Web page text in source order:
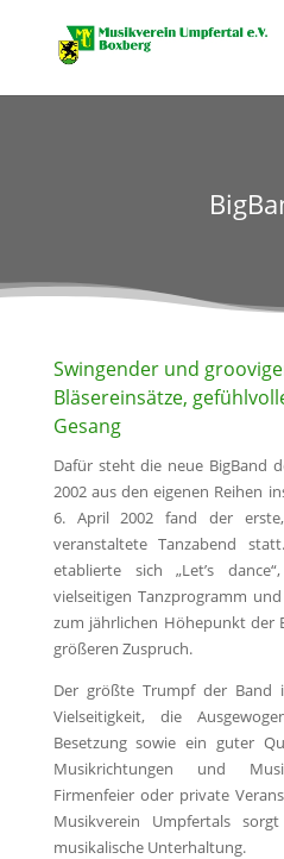
Swingender und
Bläsereinsätze,
Gesang
Dafür steht die neue BigBand
2002 aus den eigenen Reihen
6. April 2002 fand der
veranstaltete Tanzabend
etablierte sich „Let’s
vielseitigen Tanzprogramm
zum jährlichen Höhepunkt der
größeren Zuspruch.
Der größte Trumpf der Band
Vielseitigkeit, die
Besetzung sowie ein guter
Musikrichtungen und
Firmenfeier oder private
Musikverein Umpfertals
musikalische Unterhaltung.